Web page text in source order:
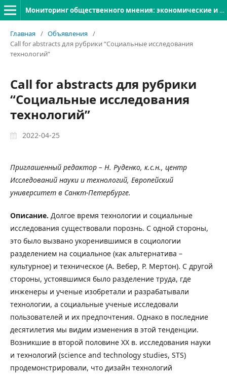
Мониторинг общественного мнения: экономические и социальные перемены
Главная / Объявления /
Call for abstracts для рубрики “Социальные исследования
технологий”
Call for abstracts для рубрики
“Социальные исследования
технологий”
2022-04-25
Приглашенный редактор – Н. Руденко, к.с.н., центр
Исследований науки и технологий, Европейский
университет в Санкт-Петербурге.
Описание. Долгое время технологии и социальные
исследования существовали порознь. С одной стороны,
это было вызвано укоренившимся в социологии
разделением на социальное (как альтернатива –
культурное) и техническое (А. Вебер, Р. Мертон). С другой
стороны, устоявшимся было разделение труда, где
инженеры и ученые изобретали и разрабатывали
технологии, а социальные ученые исследовали
пользователей и их предпочтения. Однако в последние
десятилетия мы видим изменения в этой тенденции.
Возникшие в второй половине XX в. исследования науки
и технологий (science and technology studies, STS)
продемонстрировали, что дизайн технологий